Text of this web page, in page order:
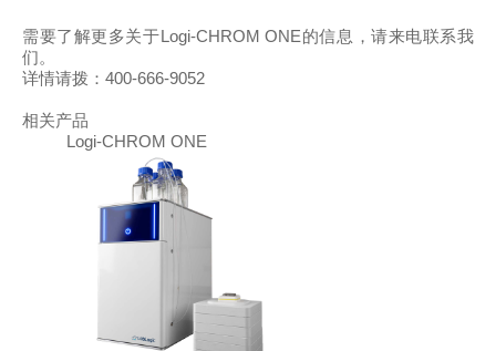
需要了解更多关于Logi-CHROM ONE的信息，请来电联系我
们。
详情请拨： 400-666-9052
相关产品
Logi-CHROM ONE